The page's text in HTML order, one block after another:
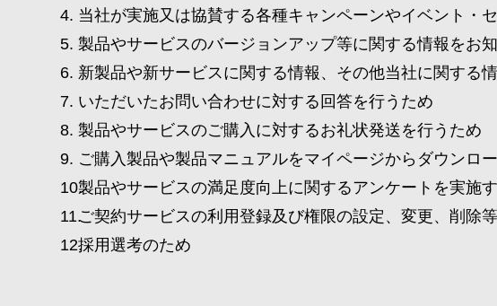
当社が実施又は協賛する各種キャンペーンやイベント・
製品やサービスのバージョンアップ等に関する情報をお
新製品や新サービスに関する情報、その他当社に関する
いただいたお問い合わせに対する回答を行うため
製品やサービスのご購入に対するお礼状発送を行うため
ご購入製品や製品マニュアルをマイページからダウンロ
製品やサービスの満足度向上に関するアンケートを実施
ご契約サービスの利用登録及び権限の設定、変更、削除
採用選考のため